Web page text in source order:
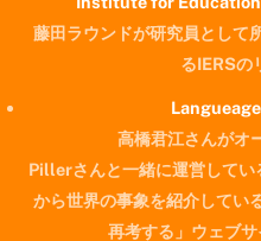
藤田ラウンドが研究員として
るIERSの
高橋君江さんがオ
Pillerさんと一緒に運営してい
から世界の事象を紹介してい
再考する」ウェブ